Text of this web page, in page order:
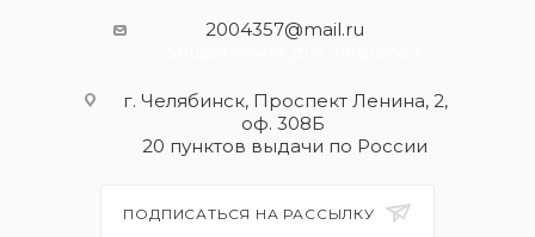
2004357@mail.ru
г. Челябинск, Проспект Ленина, 2,
оф. 308Б
20 пунктов выдачи по России
ПОДПИСАТЬСЯ НА РАССЫЛКУ